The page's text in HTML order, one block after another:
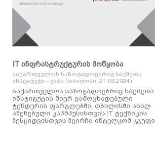
IT ინფრასტრუქტურის მოწყობა
საქართველოს საზოგადოებრივ საქმეთა
ინსტიტუტი - ჯიპა (თბილისი, 21.06.2024)
საქართველოს საზოგადოებრივ საქმეთა
ინსტიტუტის მიერ გამოცხადებული
ტენდერის ფარგლებში, თბილისში ახალ
აშენებული კაპმპუსისთვის IT ტექნიკის
შესყიდვისთვის შეირჩა ინტელკომ ჯგუფი.